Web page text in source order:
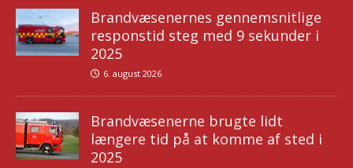
Brandvæsenernes gennemsnitlige
responstid steg med 9 sekunder i
2025
6. august 2026
Brandvæsenerne brugte lidt
længere tid på at komme af sted i
2025